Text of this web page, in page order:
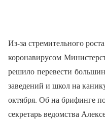
Из-за стремительного
коронавирусом
решило перевести
заведений и школ на
октября. Об на брифинге
секретарь ведомства